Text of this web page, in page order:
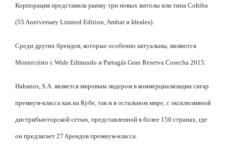
Корпорация представила рынку три новых витолы или типа Cohiba
(55 Anniversary Limited Edition, Ambar и Ideales).
Среди других брендов, которые особенно актуальны, являются
Montecristo с Wide Edmundo и Partagás Gran Reserva Cosecha 2015.
Habanos, S.A. является мировым лидером в коммерциализации сигар
премиум-класса как на Кубе, так и в остальном мире, с эксклюзивной
дистрибьюторской сетью, представленной в более 150 странах, где
он предлагает 27 брендов премиум-класса.